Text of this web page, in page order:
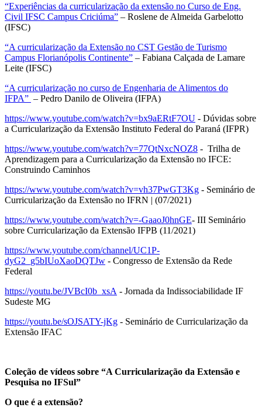
“Experiências da curricularização da extensão no Curso de Eng.
Civil IFSC Campus Criciúma” – Roslene de Almeida Garbelotto
(IFSC)
“A curricularização da Extensão no CST Gestão de Turismo
Campus Florianópolis Continente” – Fabiana Calçada de Lamare
Leite (IFSC)
“A curricularização no curso de Engenharia de Alimentos do
IFPA” – Pedro Danilo de Oliveira (IFPA)
https://www.youtube.com/watch?v=bx9aERtF7OU - Dúvidas sobre
a Curricularização da Extensão Instituto Federal do Paraná (IFPR)
https://www.youtube.com/watch?v=77QtNxcNOZ8 - Trilha de
Aprendizagem para a Curricularização da Extensão no IFCE:
Construindo Caminhos
https://www.youtube.com/watch?v=vh37PwGT3Kg - Seminário de
Curricularização da Extensão no IFRN | (07/2021)
https://www.youtube.com/watch?v=-GaaoJ0hnGE- III Seminário
sobre Curricularização da Extensão IFPB (11/2021)
https://www.youtube.com/channel/UC1P-
dyG2_g5bIUoXaoDQTJw - Congresso de Extensão da Rede
Federal
https://youtu.be/JVBcI0b_xsA - Jornada da Indissociabilidade IF
Sudeste MG
https://youtu.be/sOJSATY-jKg - Seminário de Curricularização da
Extensão IFAC
Coleção de vídeos sobre “A Curricularização da Extensão e
Pesquisa no IFSul”
O que é a extensão?